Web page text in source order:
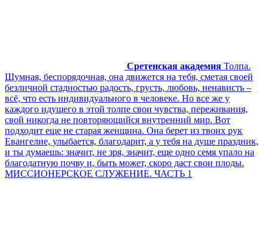
Сретенская академия Толпа.
Шумная, беспорядочная, она движется на тебя, сметая своей
безличной стадностью радость, грусть, любовь, ненависть –
всё, что есть индивидуального в человеке. Но все же у
каждого идущего в этой толпе свои чувства, переживания,
свой никогда не повторяющийся внутренний мир. Вот
подходит еще не старая женщина. Она берет из твоих рук
Евангелие, улыбается, благодарит, а у тебя на душе праздник,
и ты думаешь: значит, не зря, значит, еще одно семя упало на
благодатную почву и, быть может, скоро даст свои плоды.
МИССИОНЕРСКОЕ СЛУЖЕНИЕ. ЧАСТЬ 1